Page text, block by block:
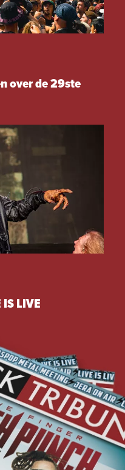
over de 29ste
LIVE